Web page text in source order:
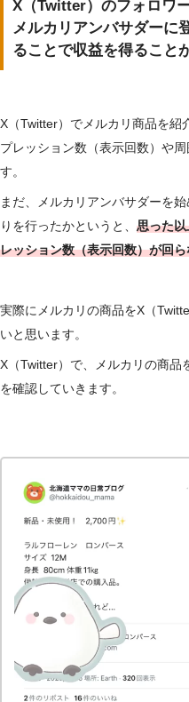
X（Twitter）のフォロワ
メルカリアンバサダーに
ることで収益を得ること
X（Twitter）でメルカリ商品を紹
プレッション数（表示回数）や
す。
まだ、メルカリアンバサダーを
りを行ったかというと、 思った
レッション数（表示回数）が回
実際にメルカリの商品をX（
いと思います。
X（Twitter）で、メルカリの商品
を確認していきます。